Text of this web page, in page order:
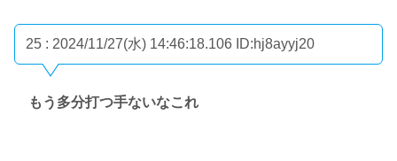
25 : 2024/11/27(水) 14:46:18.106 ID:hj8ayyj20
もう多分打つ手ないなこれ